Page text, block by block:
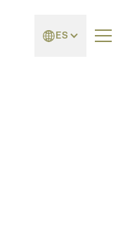
ES